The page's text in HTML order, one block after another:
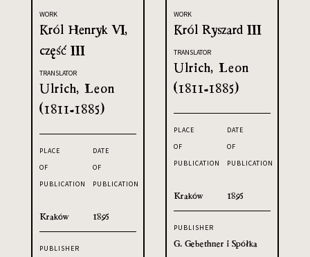
WORK
Król Henryk VI,
część III
TRANSLATOR
Ulrich, Leon
(1811-1885)
PLACE
OF
PUBLICATION
Kraków
DATE
OF
PUBLICATION
1895
PUBLISHER
WORK
Król Ryszard III
TRANSLATOR
Ulrich, Leon
(1811-1885)
PLACE
OF
PUBLICATION
Kraków
DATE
OF
PUBLICATION
1895
PUBLISHER
G. Gebethner i Spółka